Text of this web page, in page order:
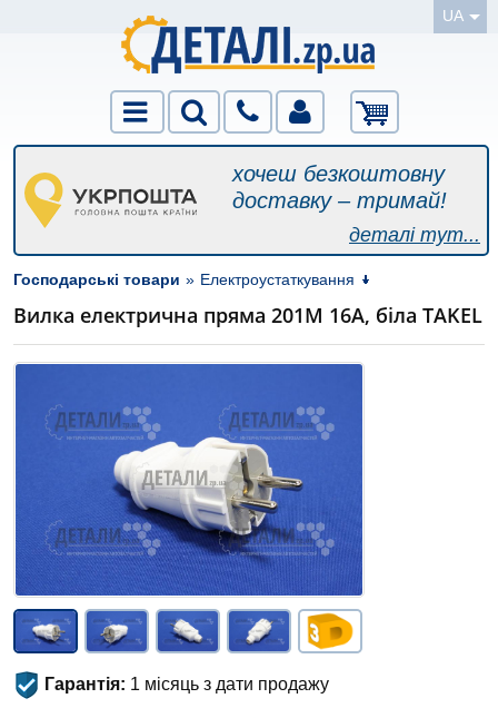
UA
хочеш безкоштовну
доставку – тримай!
деталі тут...
Господарські товари » Електроустаткування
Вилка електрична пряма 201М 16A, біла TAKEL
Гарантія: 1 місяць з дати продажу